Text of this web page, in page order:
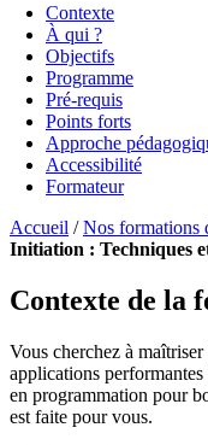
Contexte
À qui ?
Objectifs
Programme
Pré-requis
Points forts
Approche
Accessibilité
Formateur
Accueil /Nos formations
Initiation : Techniques
Contexte de la
Vous cherchez à
applications
en programmation pour
est faite pour vous.